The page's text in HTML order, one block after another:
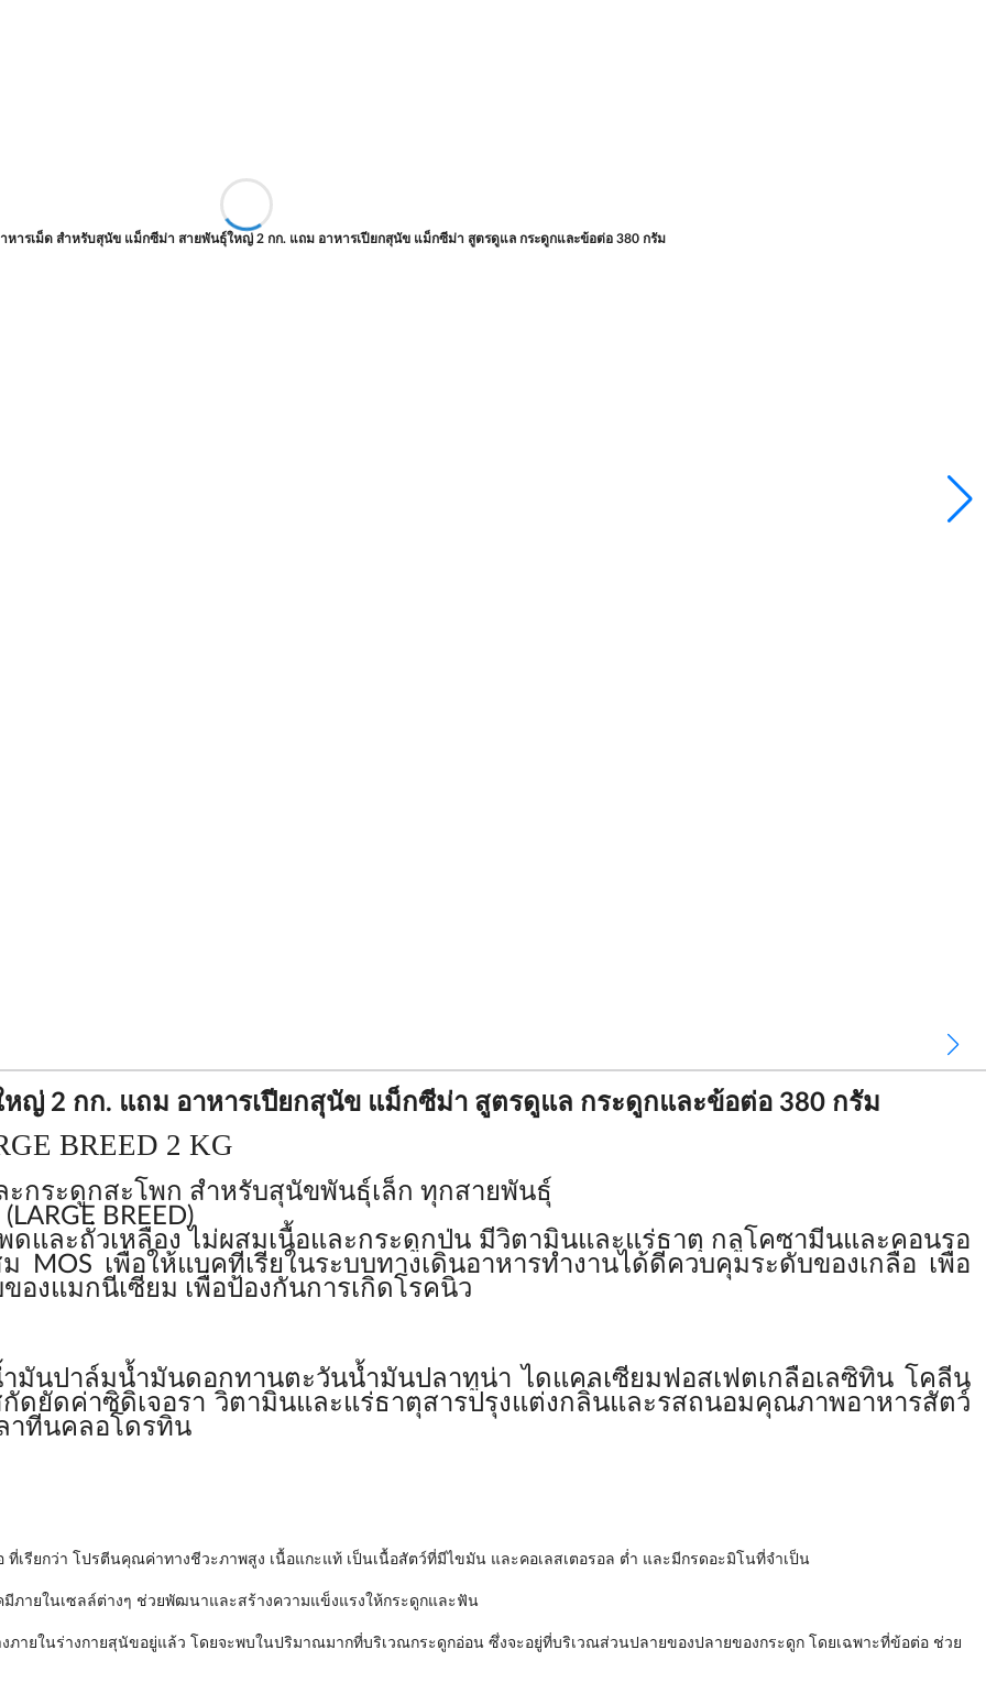
หารเม็ด สำหรับสุนัข แม็กซีม่า สายพันธุ์ใหญ่ 2 กก. แถม อาหารเปียกสุนัข แม็กซีม่า สูตรดูแล กระดูกและข้อต่อ 380 กรัม
ญ่ 2 กก. แถม อาหารเปียกสุนัข แม็กซีม่า สูตรดูแล กระดูกและข้อต่อ 380 กรัม
BREED 2 KG
กระดูกสะโพก สำหรับสุนัขพันธุ์เล็ก ทุกสายพันธุ์
BREED)
ดและถั่วเหลือง ไม่ผสมเนื้อและกระดูกป่น มีวิตามินและแร่ธาตุ กลูโคซามีนและคอนรอ
MOS เพื่อให้แบคทีเรียในระบบทางเดินอาหารทำงานได้ดีควบคุมระดับของเกลือ เพื่อ
องแมกนีเซียม เพื่อป้องกันการเกิดโรคนิ่ว
มันปาล์มน้ำมันดอกทานตะวันน้ำมันปลาทูน่า ไดแคลเซียมฟอสเฟตเกลือเลซิทิน โคลีน
ดยัดค่าซิดิเจอรา วิตามินและแร่ธาตุสารปรุงแต่งกลิ่นและรสถนอมคุณภาพอาหารสัตว์
าทีนคลอโดรทิน
เรียกว่า โปรตีนคุณค่าทางชีวะภาพสูง เนื้อแกะแท้ เป็นเนื้อสัตว์ที่มีไขมัน และคอเลสเตอรอล ต่ำ และมีกรดอะมิโนที่จำเป็น
มีภายในเซลล์ต่างๆ ช่วยพัฒนาและสร้างความแข็งแรงให้กระดูกและฟัน
งภายในร่างกายสุนัขอยู่แล้ว โดยจะพบในปริมาณมากที่บริเวณกระดูกอ่อน ซึ่งจะอยู่ที่บริเวณส่วนปลายของปลายของกระดูก โดยเฉพาะที่ข้อต่อ ช่วย